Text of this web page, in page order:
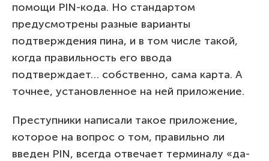
помощи PIN-кода. Но стандартом
предусмотрены разные варианты
подтверждения пина, и в том числе такой,
когда правильность его ввода
подтверждает… собственно, сама карта. А
точнее, установленное на ней приложение.
Преступники написали такое приложение,
которое на вопрос о том, правильно ли
введен PIN, всегда отвечает терминалу «да-